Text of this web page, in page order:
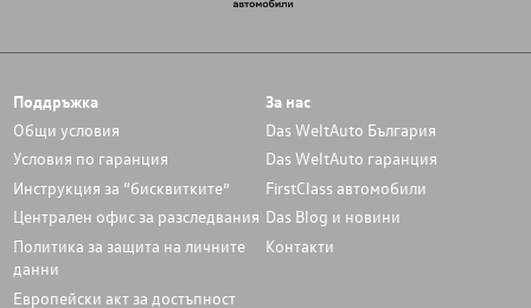
Поддръжка
Общи условия
Условия по гаранция
Инструкция за “бисквитките”
Централен офис за разследвания
Политика за защита на личните
данни
Европейски акт за достъпност
За нас
Das WeltAuto България
Das WeltAuto гаранция
FirstClass автомобили
Das Blog и новини
Контакти